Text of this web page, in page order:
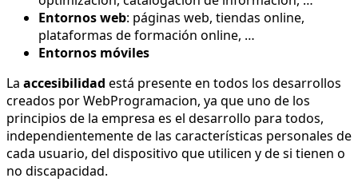
Entornos web: páginas web, tiendas online,
plataformas de formación online, …
Entornos móviles
La accesibilidad está presente en todos los desarrollos
creados por WebProgramacion, ya que uno de los
principios de la empresa es el desarrollo para todos,
independientemente de las características personales de
cada usuario, del dispositivo que utilicen y de si tienen o
no discapacidad.